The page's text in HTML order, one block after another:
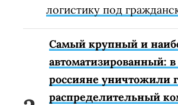
логистику под
Самый крупный и
автоматизированный: в
россияне уничтожили
распределительный